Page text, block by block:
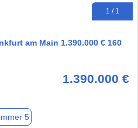
1 / 1
am Main 1.390.000 € 160
1.390.000 €
5